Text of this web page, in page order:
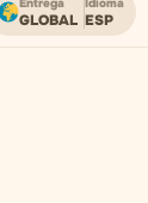
USD.
GLOBAL ESP